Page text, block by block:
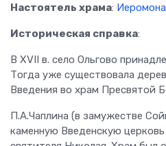
Настоятель храма:
Историческая справка:
В XVII в. село Ольгово
Тогда уже существовала
Введения во храм Пресвятой
П.А.Чаплина (в замужестве
каменную Введенскую